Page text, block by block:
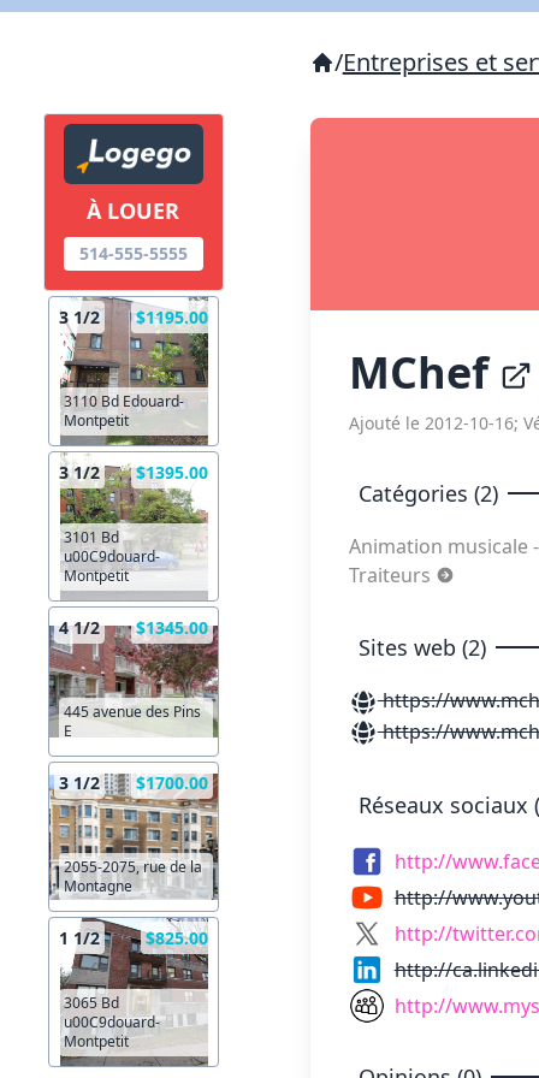
À LOUER
514-555-5555
3 1/2 $1195.00
3110 Bd Edouard-
Montpetit
3 1/2 $1395.00
3101 Bd
u00C9douard-
Montpetit
4 1/2 $1345.00
445 avenue des Pins
E
3 1/2 $1700.00
2055-2075, rue de la
Montagne
1 1/2 $825.00
3065 Bd
u00C9douard-
Montpetit
/Entreprises et
MChef
Ajouté le 2012-10-16;
Catégories (2)
Animation musicale
Traiteurs
Sites web (2)
https://
https://
Réseaux sociaux
http://
http://
http://
http://
http://